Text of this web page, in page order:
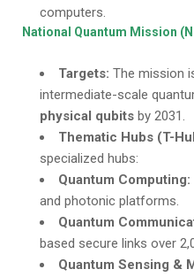
computers.
National Quantum Mission
Targets: The mission
intermediate-scale
physical qubits by 2031.
Thematic Hubs (T-
specialized hubs:
Quantum Computing:
and photonic platforms.
Quantum
based secure links over
Quantum Sensing &